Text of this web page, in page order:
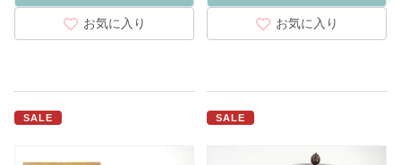
お気に入り お気に入り
SALE SALE